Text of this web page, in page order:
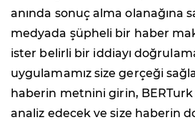
anında sonuç alma olanağına
medyada şüpheli bir haber
ister belirli bir iddiayı
uygulamamız size gerçeği
haberin metnini girin,
analiz edecek ve size haberin